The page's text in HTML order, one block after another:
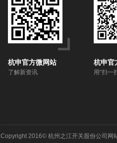
杭申官方微网站
了解新资讯
杭申官
用“扫一
Copyright 2016© 杭州之江开关股份公司网